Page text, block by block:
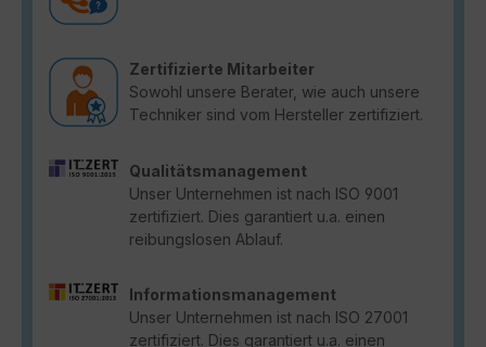
Zertifizierte Mitarbeiter
Sowohl unsere Berater, wie auch unsere
Techniker sind vom Hersteller zertifiziert.
Qualitätsmanagement
Unser Unternehmen ist nach ISO 9001
zertifiziert. Dies garantiert u.a. einen
reibungslosen Ablauf.
Informationsmanagement
Unser Unternehmen ist nach ISO 27001
zertifiziert. Dies garantiert u.a. einen